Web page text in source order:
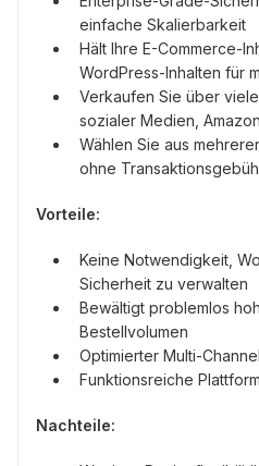
einfache Skalierbarkeit
Hält Ihre E-Commerce-
WordPress-Inhalten für
Verkaufen Sie über
sozialer Medien,
Wählen Sie aus
ohne
Vorteile:
Keine Notwendigkeit,
Sicherheit zu verwalten
Bewältigt problemlos
Bestellvolumen
Optimierter Multi-
Funktionsreiche
Nachteile: